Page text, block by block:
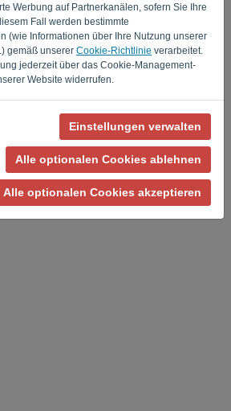
Werbung auf Partnerkanälen, sofern Sie Ihre
Fall werden bestimmte
(wie Informationen über Ihre Nutzung unserer
gemäß unserer Cookie-Richtlinie verarbeitet.
jederzeit über das Cookie-Management-
Website widerrufen.
Einstellungen verwalten
Alle optionalen Cookies ablehnen
Alle optionalen Cookies akzeptieren
ANMELDEN
Geschäftsbedingungen